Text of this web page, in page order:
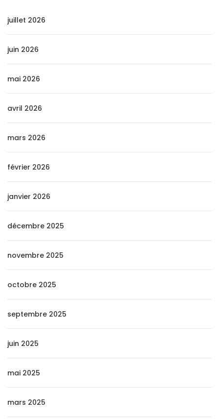
juillet 2026
juin 2026
mai 2026
avril 2026
mars 2026
février 2026
janvier 2026
décembre 2025
novembre 2025
octobre 2025
septembre 2025
juin 2025
mai 2025
mars 2025